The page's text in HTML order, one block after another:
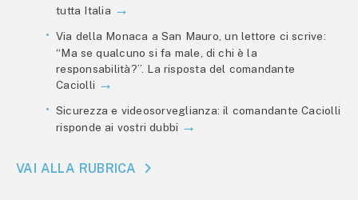
tutta Italia
Via della Monaca a San Mauro, un lettore ci scrive:
“Ma se qualcuno si fa male, di chi è la
responsabilità?”. La risposta del comandante
Caciolli
Sicurezza e videosorveglianza: il comandante Caciolli
risponde ai vostri dubbi
VAI ALLA RUBRICA